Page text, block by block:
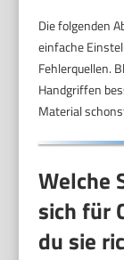
Die folgenden
einfache
Fehlerquellen.
Handgriffen
Material
Welche
sich für
du sie